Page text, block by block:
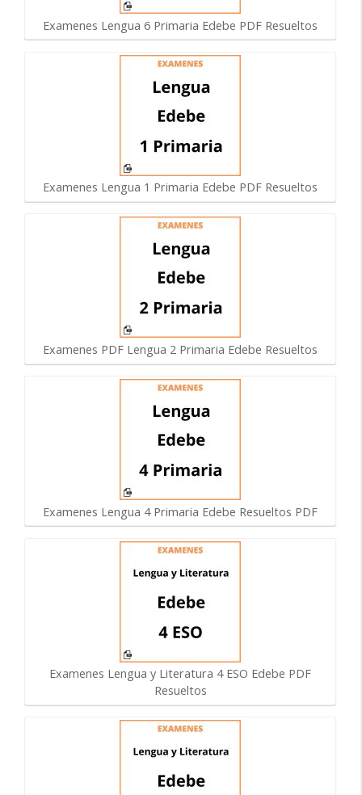
Examenes Lengua 6 Primaria Edebe PDF Resueltos
Examenes Lengua 1 Primaria Edebe PDF Resueltos
Examenes PDF Lengua 2 Primaria Edebe Resueltos
Examenes Lengua 4 Primaria Edebe Resueltos PDF
Examenes Lengua y Literatura 4 ESO Edebe PDF
Resueltos